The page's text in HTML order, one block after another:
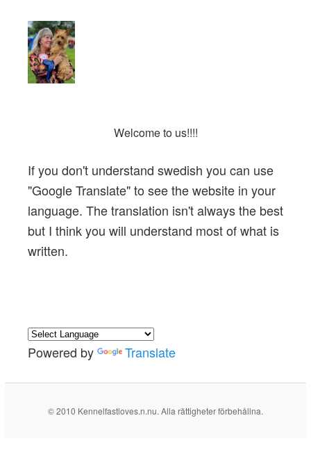
Welcome to us!!!!
If you don't understand swedish you can use
"Google Translate" to see the website in your
language. The translation isn't always the best
but I think you will understand most of what is
written.
Powered by Translate
© 2010 Kennelfastloves.n.nu. Alla rättigheter förbehållna.